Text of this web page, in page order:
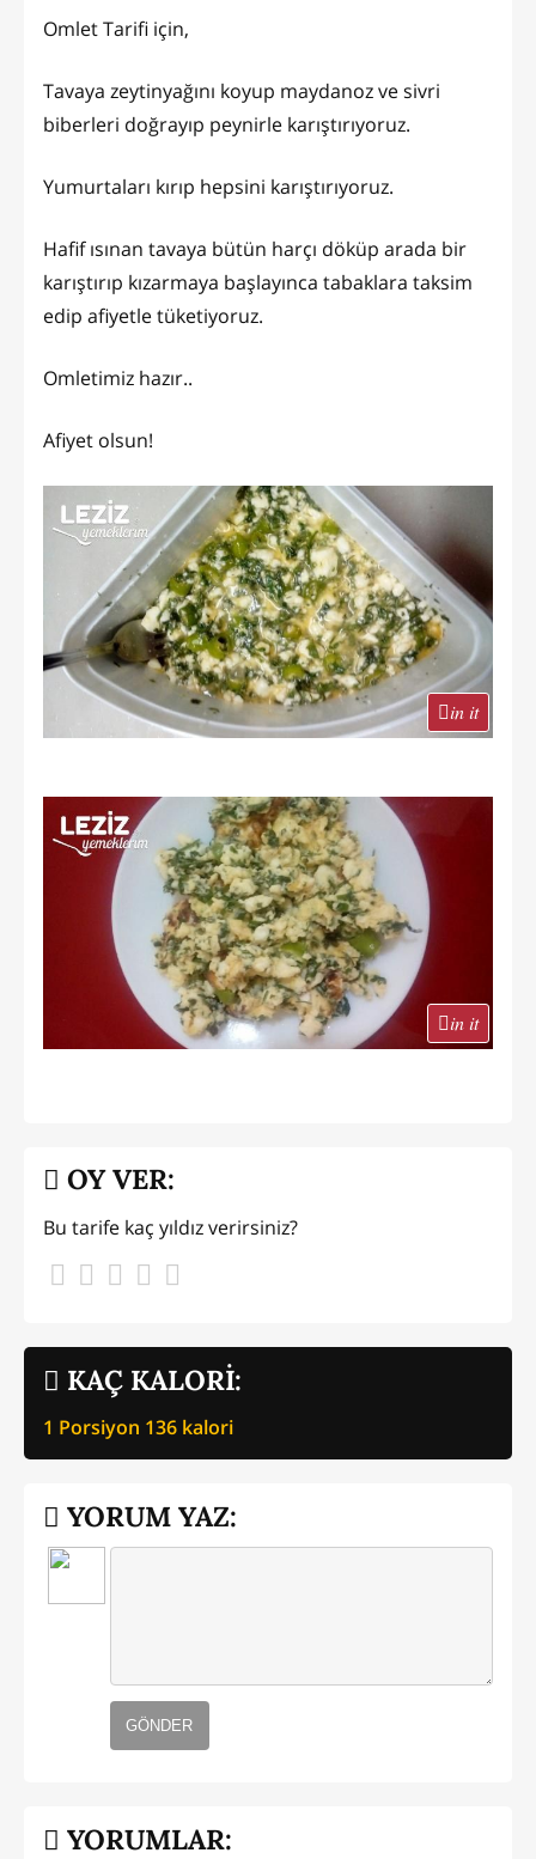
Omlet Tarifi için,
Tavaya zeytinyağını koyup maydanoz ve sivri
biberleri doğrayıp peynirle karıştırıyoruz.
Yumurtaları kırıp hepsini karıştırıyoruz.
Hafif ısınan tavaya bütün harçı döküp arada bir
karıştırıp kızarmaya başlayınca tabaklara taksim
edip afiyetle tüketiyoruz.
Omletimiz hazır..
Afiyet olsun!
in it
in it
KAÇ KALORİ:
1 Porsiyon 136 kalori
OY VER:
Bu tarife kaç yıldız verirsiniz?
YORUM YAZ:
GÖNDER
YORUMLAR: